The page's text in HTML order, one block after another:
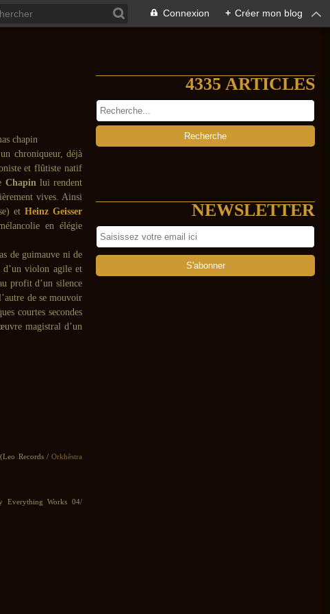
Connexion + Créer mon blog
chroniqueur, déjà
et flûtiste natif
Chapinlui rendent
vives. Ainsi
et Heinz Geisser
en élégie
de guimauve ni de
d’un violon agile et
profit d’un silence
de se mouvoir
courtes secondes
magistral d’un
(Leo Records /Orkhêstra
Everything Works 04/
4335 ARTICLES
NEWSLETTER